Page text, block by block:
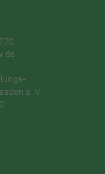
e. V.